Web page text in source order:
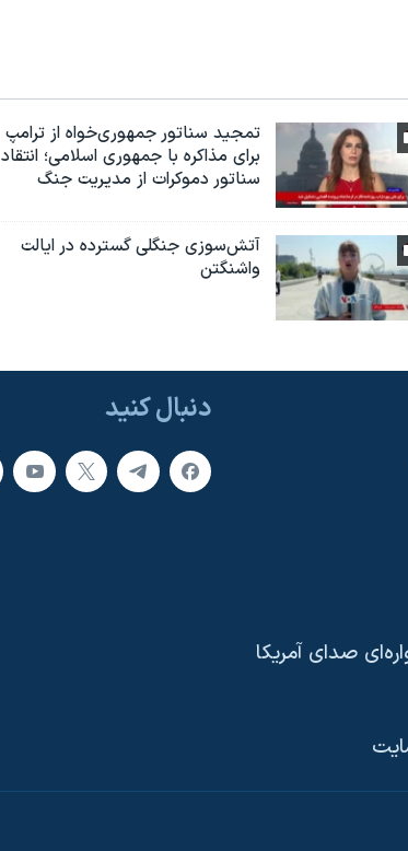
تمجید سناتور جمهوری‌خواه از ترامپ
برای مذاکره با جمهوری اسلامی؛ انتقاد
سناتور دموکرات از مدیریت جنگ
آتش‌سوزی جنگلی گسترده در ایالت
واشنگتن
دنبال کنید
صدای آمریکا